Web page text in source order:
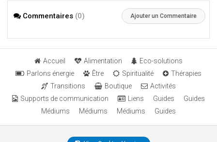
Commentaires (0) Ajouter un Commentaire
Accueil Alimentation
Eco-solutions
Parlons énergie
Être Spiritualité
Thérapies
Transitions
Boutique
Activités
Supports de communication
Liens Guides
Guides
Médiums
Médiums Médiums Guides